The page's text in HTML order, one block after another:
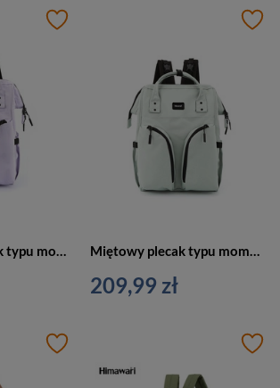
Praktyczny plecak typu mommy bag w fioletowym kolorze - Himawari Miętowy plecak typu mommy bag z termicznymi kieszeniami - Himawari
209,99 zł